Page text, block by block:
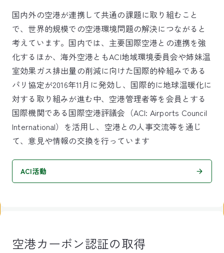
国内外の空港が連携して共通の課題に取り組むこと
で、世界的規模での空港環境問題の解決につながると
考えています。国内では、主要国際空港との連携を強
化するほか、海外空港ともACI地域環境委員会や姉妹温
室効果ガス排出量の削減に向けた国際的枠組みである
パリ協定が2016年11月に発効し、国際的に地球温暖化に
対する取り組みが進む中、空港管理者等を会員とする
国際機関である国際空港評議会（ACI: Airports Council
International）を活用し、空港との人事交流等を通じ
て、意見や情報の交換を行っています
ACI活動
空港カーボン認証の取得